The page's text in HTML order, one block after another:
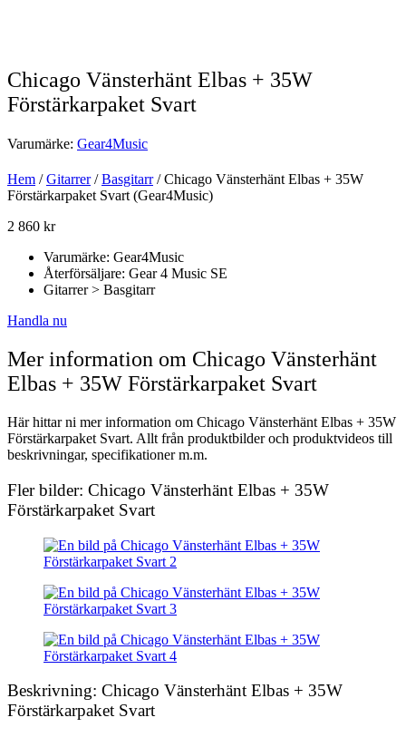
Chicago Vänsterhänt Elbas + 35W
Förstärkarpaket Svart
Varumärke: Gear4Music
Hem /Gitarrer/Basgitarr/ Chicago Vänsterhänt Elbas + 35W
Förstärkarpaket Svart (Gear4Music)
2 860 kr
Varumärke: Gear4Music
Återförsäljare: Gear 4 Music SE
Gitarrer > Basgitarr
Handla nu
Mer information om Chicago Vänsterhänt
Elbas + 35W Förstärkarpaket Svart
Här hittar ni mer information om Chicago Vänsterhänt Elbas + 35W
Förstärkarpaket Svart. Allt från produktbilder och produktvideos till
beskrivningar, specifikationer m.m.
Fler bilder: Chicago Vänsterhänt Elbas + 35W
Förstärkarpaket Svart
Beskrivning: Chicago Vänsterhänt Elbas + 35W
Förstärkarpaket Svart